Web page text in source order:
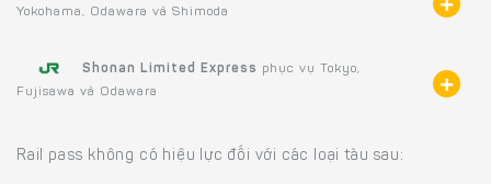
Yokohama, Odawara và Shimoda
Shonan Limited Express phục vụ Tokyo,
Fujisawa và Odawara
Rail pass không có hiệu lực đối với các loại tàu sau: